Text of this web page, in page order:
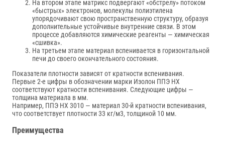
На втором этапе матрикс подвергают «обстрелу» потоком
«быстрых» электронов, молекулы полиэтилена
упорядочивают свою пространственную структуру, образуя
дополнительные устойчивые внутренние связи. В этом
процессе добавляются химические реагенты — химическая
«сшивка».
На третьем этапе материал вспенивается в горизонтальной
печи до своего окончательного состояния.
Показатели плотности зависят от кратности вспенивания.
Первые 2-е цифры в обозначении марки Изолон ППЭ НХ
соответствуют кратности вспенивания. Следующие цифры —
толщина материала в мм.
Например, ППЭ НХ 3010 — материал 30-й кратности вспенивания,
что соответствует плотности 33 кг/м3, толщиной 10 мм.
Преимущества